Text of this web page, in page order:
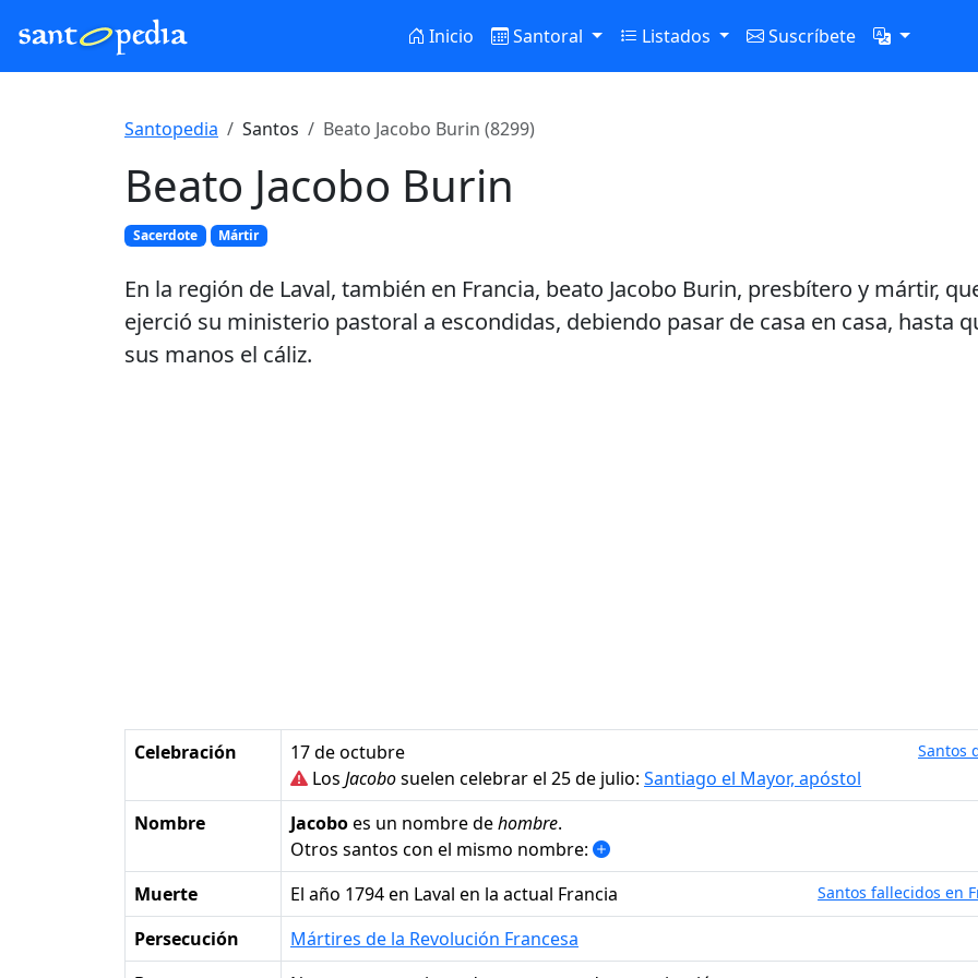
Inicio Santoral Listados Suscríbete
Santopedia Santos Beato Jacobo Burin (8299)
Beato Jacobo Burin
Sacerdote Mártir
En la región de Laval, también en Francia, beato Jacobo Burin, presbítero y mártir,
ejerció su ministerio pastoral a escondidas, debiendo pasar de casa en casa, hasta
sus manos el cáliz.
Celebración 17 de octubre Santos
Los Jacobosuelen celebrar el 25 de julio: Santiago el Mayor, apóstol
Nombre
Jacoboes un nombre dehombre.
Otros santos con el mismo nombre:
Muerte
el año 1794 en Laval en la actual Francia Santos fallecidos en
Persecución
Mártires de la Revolución Francesa